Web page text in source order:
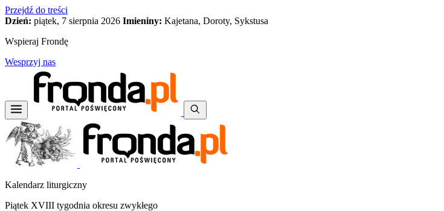
Przejdź do treści
Dzień: piątek, 7 sierpnia 2026 Imieniny: Kajetana, Doroty, Sykstusa
Wspieraj Frondę
Wesprzyj nas
Kalendarz liturgiczny
Piątek XVIII tygodnia okresu zwykłego